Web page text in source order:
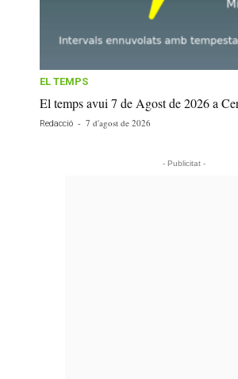
EL TEMPS
El temps avui 7 de Agost de 2026 a
Redacció - 7 d'agost de 2026
- Publicitat -